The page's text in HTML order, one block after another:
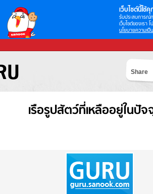
เว็บไซต์นี้ใช้คุ
รับประสบการณ์
เว็บไซต์ของเรา
นโยบายความเป็
Share
เรือรูปสัตว์ที่เหลืออยู่ในปั